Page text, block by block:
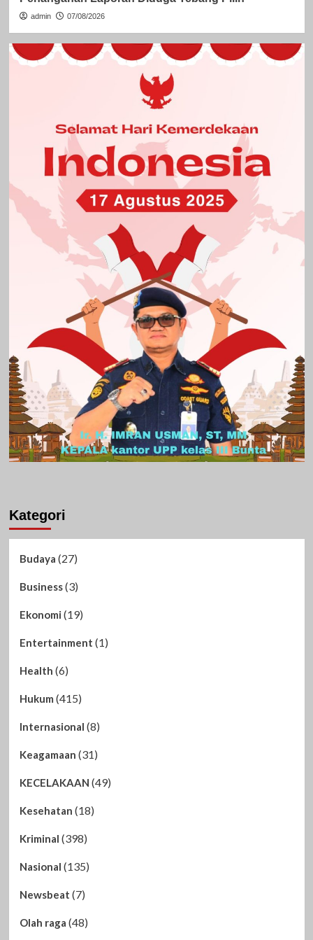
admin 07/08/2026
Kategori
Budaya (27)
Business(3)
Ekonomi (19)
Entertainment (1)
Health (6)
Hukum (415)
Internasional (8)
Keagamaan (31)
KECELAKAAN (49)
Kesehatan (18)
Kriminal (398)
Nasional (135)
Newsbeat (7)
Olah raga (48)